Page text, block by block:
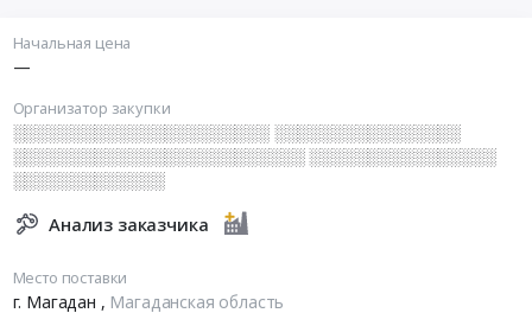
Начальная цена
—
Организатор закупки
░░░░░░░░░░░░░░░░░░░░░░ ░░░░░░░░░░░░░░░░
░░░░░░░░░░░░░░░░░░░░░░░░░ ░░░░░░░░░░░░░░░░
░░░░░░░░░░░░░
Анализ заказчика
Место поставки
г. Магадан , Магаданская область